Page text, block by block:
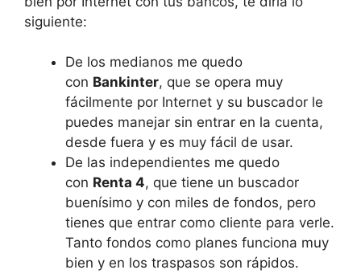
siguiente:
De los medianos me quedo
con Bankinter, que se opera muy
fácilmente por Internet y su buscador le
puedes manejar sin entrar en la cuenta,
desde fuera y es muy fácil de usar.
De las independientes me quedo
con Renta 4, que tiene un buscador
buenísimo y con miles de fondos, pero
tienes que entrar como cliente para verle.
Tanto fondos como planes funciona muy
bien y en los traspasos son rápidos.